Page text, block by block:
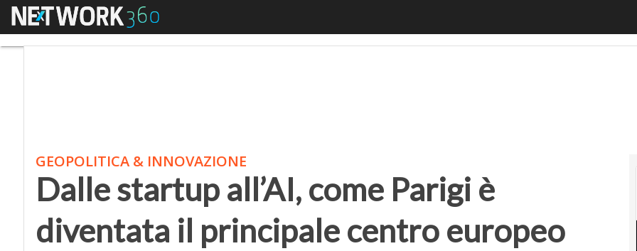
Menu
GEOPOLITICA & INNOVAZIONE
Dalle startup all’AI, come Parigi è
diventata il principale centro europeo